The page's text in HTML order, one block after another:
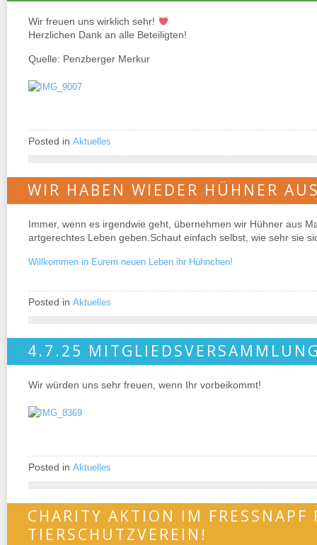
Wir freuen uns wirklich sehr!
Herzlichen Dank an alle Beteiligten!
Quelle: Penzberger Merkur
Posted in Aktuelles
WIR HABEN WIEDER HÜHNER
Immer, wenn es irgendwie geht, übernehmen wir Hühner aus
artgerechtes Leben geben.Schaut einfach selbst, wie sehr sie
Willkommen in Eurem neuen Leben ihr Hühnchen!
Posted in Aktuelles
4.7.25
Wir würden uns sehr freuen, wenn Ihr vorbeikommt!
Posted in Aktuelles
CHARITY AKTION IM FRESSNAPF
TIERSCHUTZVEREIN!